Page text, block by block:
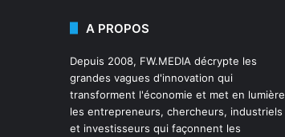
A PROPOS
Depuis 2008, FW.MEDIA décrypte les
grandes vagues d'innovation qui
transforment l'économie et met en lumière
les entrepreneurs, chercheurs, industriels
et investisseurs qui façonnent les